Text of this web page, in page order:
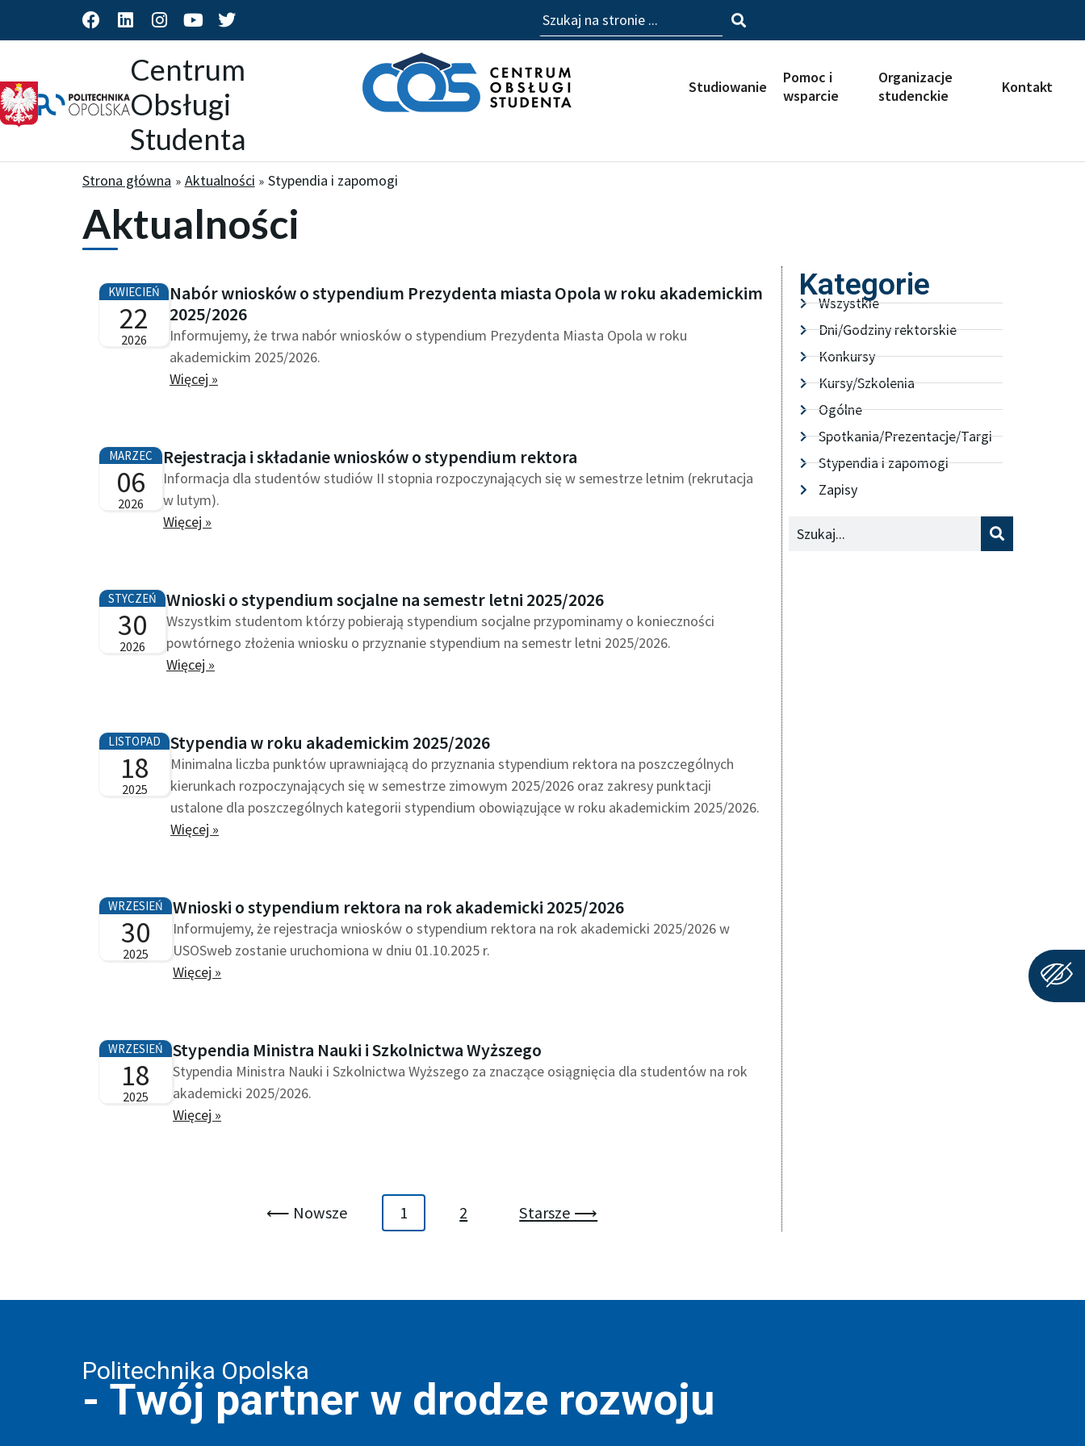
F
a
b
o
L
i
k
e
d
n
I
n
t
a
g
a
m
Y
o
t
b
T
w
t
t
r
Szukaj
Centrum
Obsługi
Studenta
Studiowanie
Pomoc i
wsparcie
Organizacje
studenckie
Kontakt
Strona główna Aktualności Stypendia i zapomogi
Aktualności
KWIECIEŃ
22
2026
Nabór wniosków o stypendium Prezydenta miasta Opola w roku akademickim
2025/2026
Informujemy, że trwa nabór wniosków o stypendium Prezydenta Miasta Opola w roku
akademickim 2025/2026.
Więcej »
MARZEC
06
2026
Rejestracja i składanie wniosków o stypendium rektora
Informacja dla studentów studiów II stopnia rozpoczynających się w semestrze letnim (rekrutacja
w lutym).
Więcej »
STYCZEŃ
30
2026
Wnioski o stypendium socjalne na semestr letni 2025/2026
Wszystkim studentom którzy pobierają stypendium socjalne przypominamy o konieczności
powtórnego złożenia wniosku o przyznanie stypendium na semestr letni 2025/2026.
Więcej »
LISTOPAD
18
2025
Stypendia w roku akademickim 2025/2026
Minimalna liczba punktów uprawniającą do przyznania stypendium rektora na poszczególnych
kierunkach rozpoczynających się w semestrze zimowym 2025/2026 oraz zakresy punktacji
ustalone dla poszczególnych kategorii stypendium obowiązujące w roku akademickim 2025/2026.
Więcej »
WRZESIEŃ
30
2025
Wnioski o stypendium rektora na rok akademicki 2025/2026
Informujemy, że rejestracja wniosków o stypendium rektora na rok akademicki 2025/2026 w
USOSweb zostanie uruchomiona w dniu 01.10.2025 r.
Więcej »
WRZESIEŃ
18
2025
Stypendia Ministra Nauki i Szkolnictwa Wyższego
Stypendia Ministra Nauki i Szkolnictwa Wyższego za znaczące osiągnięcia dla studentów na rok
akademicki 2025/2026.
Więcej »
⟵ Nowsze 1
t
r
2 Starsze ⟶
Kategorie
Wszystkie
Dni/Godziny rektorskie
Konkursy
Kursy/Szkolenia
Ogólne
Spotkania/Prezentacje/Targi
Stypendia i zapomogi
Zapisy
Politechnika Opolska
- Twój partner w drodze rozwoju